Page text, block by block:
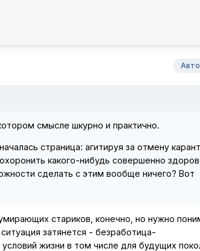
смысле шкурно и практично.
страница: агитируя за отмену
какого-нибудь совершенно
сделать с этим вообще ничего? Вот
стариков, конечно, но нужно
затянется - безработица-
жизни в том числе для будущих